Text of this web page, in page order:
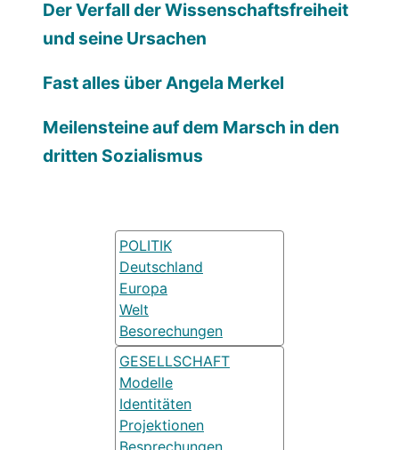
Der Verfall der Wissenschaftsfreiheit
und seine Ursachen
Fast alles über Angela Merkel
Meilensteine auf dem Marsch in den
dritten Sozialismus
POLITIK
Deutschland
Europa
Welt
Besorechungen
GESELLSCHAFT
Modelle
Identitäten
Projektionen